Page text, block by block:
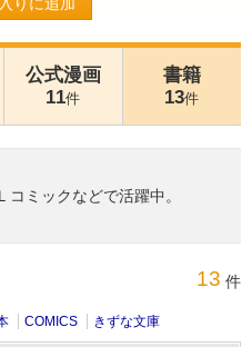
公式漫画
11件
書籍
13件
ミックなどで活躍中。
13 件
COMICS きずな文庫